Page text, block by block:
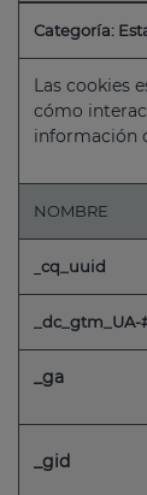
Categoría:
Las cookies
cómo
información
NOMBRE
cq_uuid
_dc_gtm_UA-
_ga
_gid